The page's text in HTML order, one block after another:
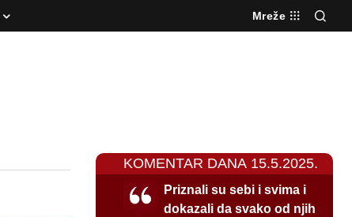
Mreže
KOMENTAR DANA 15.5.2025.
Priznali su sebi i svima i
dokazali da svako od njih